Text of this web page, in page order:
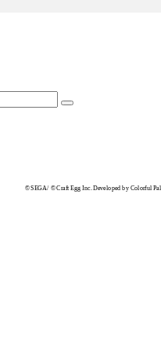
© SEGA / © Craft Egg Inc. Developed by Colorful